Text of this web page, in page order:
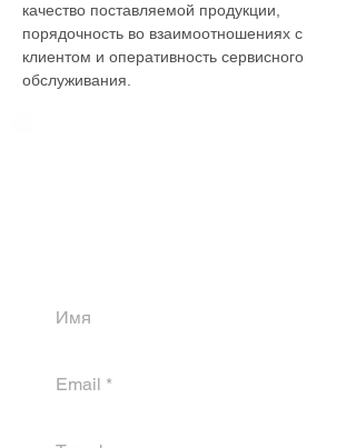
качество поставляемой продукции,
порядочность во взаимоотношениях с
клиентом и оперативность сервисного
обслуживания.